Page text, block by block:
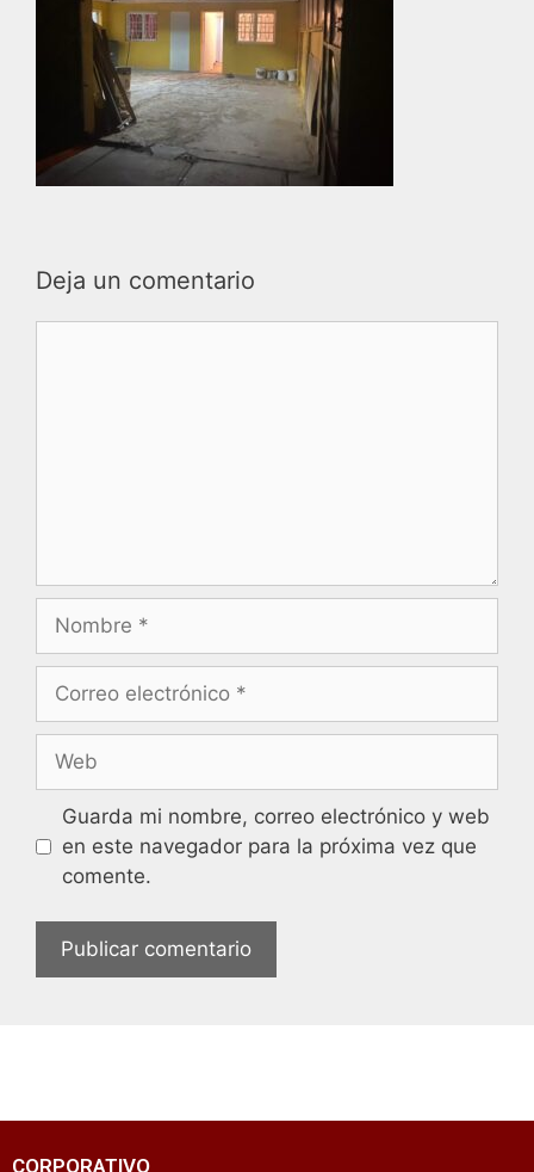
Deja un comentario
Guarda mi nombre, correo electrónico y web
en este navegador para la próxima vez que
comente.
CORPORATIVO